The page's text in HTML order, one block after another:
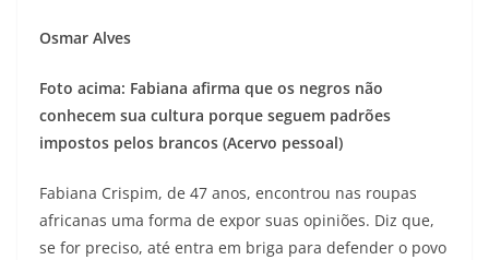
Osmar Alves
Foto acima: Fabiana afirma que os negros não
conhecem sua cultura porque seguem padrões
impostos pelos brancos (Acervo pessoal)
Fabiana Crispim, de 47 anos, encontrou nas roupas
africanas uma forma de expor suas opiniões. Diz que,
se for preciso, até entra em briga para defender o povo